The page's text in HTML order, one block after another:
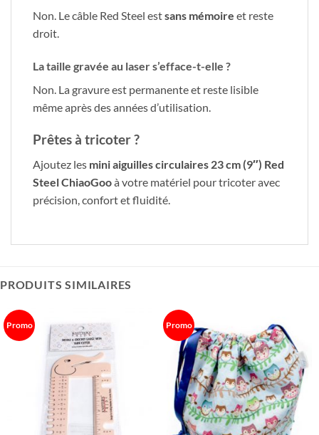
Non. Le câble Red Steel estsans mémoire et reste
droit.
La taille gravée au laser s’efface-t-elle ?
Non. La gravure est permanente et reste lisible
même après des années d’utilisation.
Prêtes à tricoter ?
Ajoutez les mini aiguilles circulaires 23 cm (9″) Red
Steel ChiaoGooà votre matériel pour tricoter avec
précision, confort et fluidité.
PRODUITS SIMILAIRES
Promo Promo